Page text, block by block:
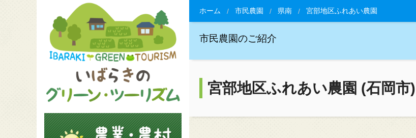
ホーム 市民農園 県南 宮部地区ふれあい農園
市民農園のご紹介
宮部地区ふれあい農園 (石岡市)